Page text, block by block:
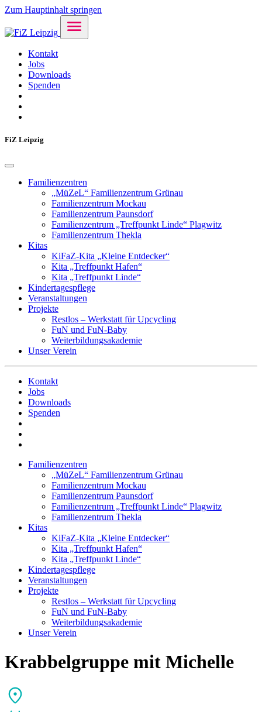
Zum Hauptinhalt springen
Kontakt
Jobs
Downloads
Spenden
FiZ Leipzig
Familienzentren
„MüZeL“ Familienzentrum Grünau
Familienzentrum Mockau
Familienzentrum Paunsdorf
Familienzentrum „Treffpunkt Linde“ Plagwitz
Familienzentrum Thekla
Kitas
KiFaZ-Kita „Kleine Entdecker“
Kita „Treffpunkt Hafen“
Kita „Treffpunkt Linde“
Kindertagespflege
Veranstaltungen
Projekte
Restlos – Werkstatt für Upcycling
FuN und FuN-Baby
Weiterbildungsakademie
Unser Verein
Kontakt
Jobs
Downloads
Spenden
Familienzentren
„MüZeL“ Familienzentrum Grünau
Familienzentrum Mockau
Familienzentrum Paunsdorf
Familienzentrum „Treffpunkt Linde“ Plagwitz
Familienzentrum Thekla
Kitas
KiFaZ-Kita „Kleine Entdecker“
Kita „Treffpunkt Hafen“
Kita „Treffpunkt Linde“
Kindertagespflege
Veranstaltungen
Projekte
Restlos – Werkstatt für Upcycling
FuN und FuN-Baby
Weiterbildungsakademie
Unser Verein
Krabbelgruppe mit Michelle